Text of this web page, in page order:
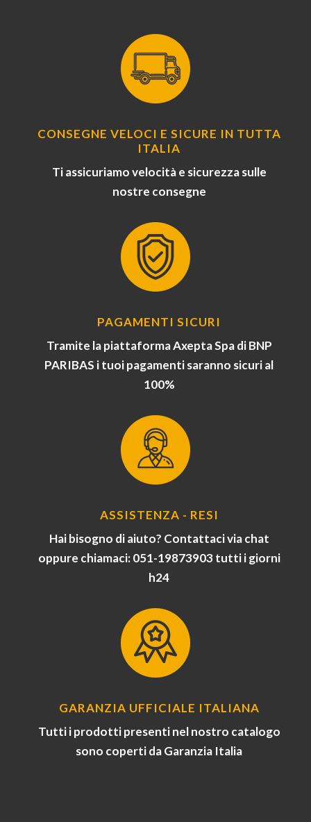
CONSEGNE VELOCI E SICURE IN TUTTA
ITALIA
Ti assicuriamo velocità e sicurezza sulle
nostre consegne
PAGAMENTI SICURI
Tramite la piattaforma Axepta Spa di BNP
PARIBAS i tuoi pagamenti saranno sicuri al
100%
ASSISTENZA - RESI
Hai bisogno di aiuto? Contattaci via chat
oppure chiamaci: 051-19873903 tutti i giorni
h24
GARANZIA UFFICIALE ITALIANA
Tutti i prodotti presenti nel nostro catalogo
sono coperti da Garanzia Italia